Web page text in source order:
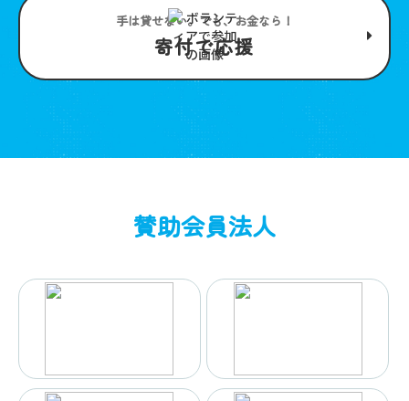
手は貸せない。でも、お金なら！
寄付で応援
賛助会員法人